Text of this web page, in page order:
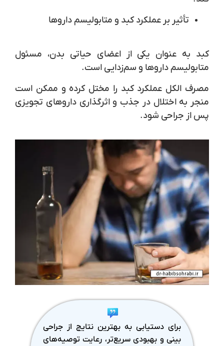
تأثیر بر عملکرد کبد و متابولیسم داروها
کبد به عنوان یکی از اعضای حیاتی بدن، مسئول
متابولیسم داروها و سم‌زدایی است.
مصرف الکل عملکرد کبد را مختل کرده و ممکن است
منجر به اختلال در جذب و اثرگذاری داروهای تجویزی
پس از جراحی شود.
برای دستیابی به بهترین نتایج از جراحی
بینی و بهبودی سریع‌تر، رعایت توصیه‌های